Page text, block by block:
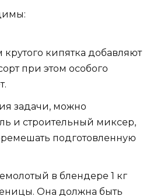
крутого кипятка добавляют
при этом особого
задачи, можно
и строительный миксер,
подготовленную
в блендере 1 кг
Она должна быть